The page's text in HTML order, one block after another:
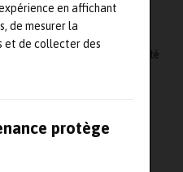
en affichant
de mesurer la
et de collecter des
protège
: sécuriser la continuité
Tibbloc
grands arrêts de maintenance